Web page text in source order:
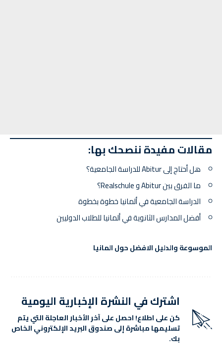
مقالات مفيدة ننصحك بها:
هل أحتاج إلى Abitur للدراسة الجامعية؟
ما الفرق بين Abitur و Realschule؟
الدراسة الجامعية في ألمانيا خطوة بخطوة
أفضل المدارس الثانوية في ألمانيا للطلاب الدوليين
الموسوعة والدليل الافضل حول المانيا
اشترك في النشرة الإخبارية اليومية
كن على اطلاع! احصل على آخر الأخبار العاجلة التي يتم
تسليمها مباشرة إلى صندوق البريد الإلكتروني الخاص
بك.